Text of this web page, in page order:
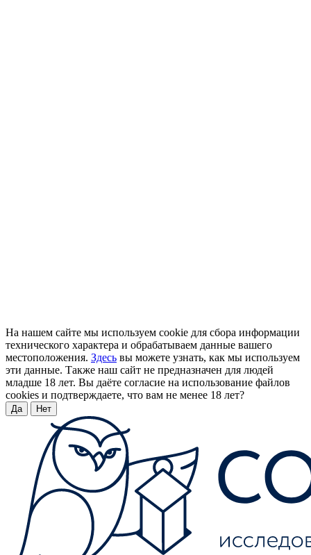
На нашем сайте мы используем cookie для сбора информации
технического характера и обрабатываем данные вашего
местоположения. Здесь вы можете узнать, как мы используем
эти данные. Также наш сайт не предназначен для людей
младше 18 лет. Вы даёте согласие на использование файлов
cookies и подтверждаете, что вам не менее 18 лет?
Да Нет